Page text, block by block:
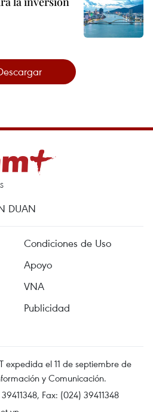
DUAN
Condiciones de Uso
Apoyo
VNA
Publicidad
expedida el 11 de septiembre de
y Comunicación.
Fax: (024) 39411348